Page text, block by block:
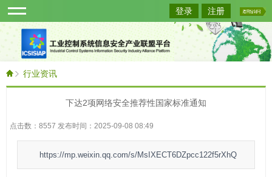
登录 注册
行业资讯
下达2项网络安全推荐性国家标准通知
点击数：8557 发布时间：2025-09-08 08:49
https://mp.weixin.qq.com/s/MsIXECT6DZpcc122f5rXhQ